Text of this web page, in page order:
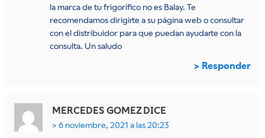
la marca de tu frigorífico no es Balay. Te
recomendamos dirigirte a su página web o consultar
con el distribuidor para que puedan ayudarte con la
consulta. Un saludo
Responder
MERCEDES GOMEZ DICE
6 noviembre, 2021 a las 20:23